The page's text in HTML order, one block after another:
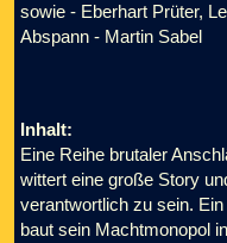
sowie - Eberhart Prüter,
Abspann - Martin Sabel
Inhalt:
Eine Reihe brutaler
wittert eine große Story
verantwortlich zu sein.
baut sein Machtmonopol